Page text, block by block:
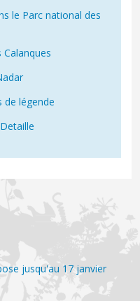
le Parc national des
de légende
jusqu'au 17 janvier